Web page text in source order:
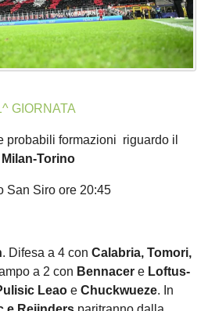
GIORNATA
probabili formazioni riguardo il
Milan-Torino
San Siro ore 20:45
. Difesa a 4 con Calabria, Tomori,
a 2 con Bennacer e Loftus-
Leao e Chuckwueze. In